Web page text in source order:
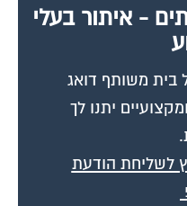
בית משותף דואג
יתנו לך
לשליחת הודעת